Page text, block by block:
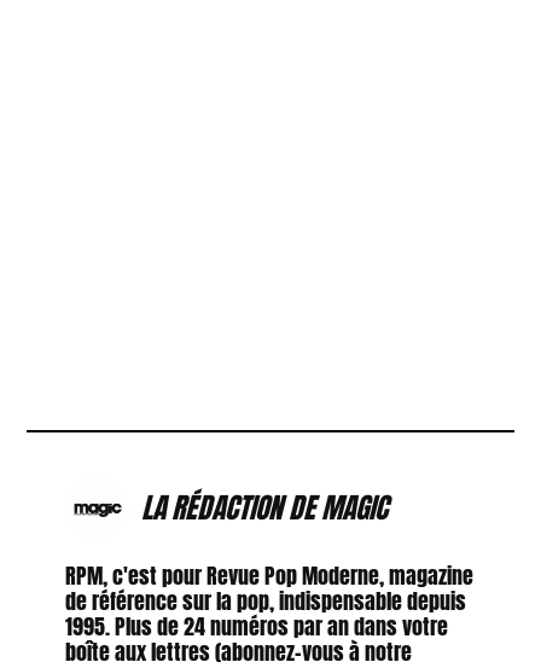
LA RÉDACTION DE MAGIC
RPM, c'est pour Revue Pop Moderne, magazine
de référence sur la pop, indispensable depuis
1995. Plus de 24 numéros par an dans votre
boîte aux lettres (abonnez-vous à notre